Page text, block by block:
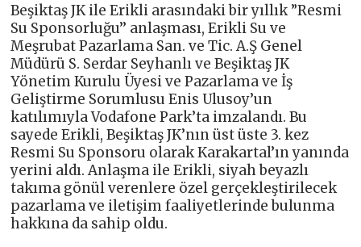
Beşiktaş JK ile Erikli arasındaki bir yıllık ”Resmi
Su Sponsorluğu’’ anlaşması, Erikli Su ve
Meşrubat Pazarlama San. ve Tic. A.Ş Genel
Müdürü S. Serdar Seyhanlı ve Beşiktaş JK
Yönetim Kurulu Üyesi ve Pazarlama ve İş
Geliştirme Sorumlusu Enis Ulusoy’un
katılımıyla Vodafone Park’ta imzalandı. Bu
sayede Erikli, Beşiktaş JK’nın üst üste 3. kez
Resmi Su Sponsoru olarak Karakartal’ın yanında
yerini aldı. Anlaşma ile Erikli, siyah beyazlı
takıma gönül verenlere özel gerçekleştirilecek
pazarlama ve iletişim faaliyetlerinde bulunma
hakkına da sahip oldu.